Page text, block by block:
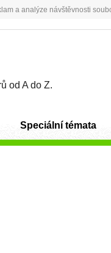
a analýze návštěvnosti
od A do Z.
Speciální témata